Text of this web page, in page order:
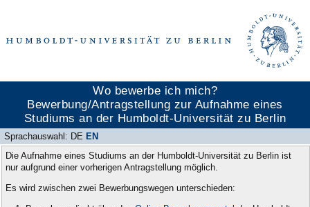
Wo bewerbe ich mich?
Bewerbung/Antragstellung zur Aufnahme eines
Studiums an der Humboldt-Universität zu Berlin
Sprachauswahl: DE EN
Die Aufnahme eines Studiums an der Humboldt-Universität zu Berlin ist
nur aufgrund einer vorherigen Antragstellung möglich.
Es wird zwischen zwei Bewerbungswegen unterschieden: